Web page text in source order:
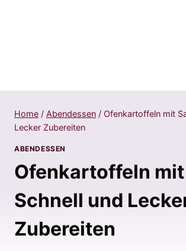
Home / Abendessen / Ofenkartoffeln mit
Lecker Zubereiten
ABENDESSEN
Ofenkartoffeln
Schnell und
Zubereiten